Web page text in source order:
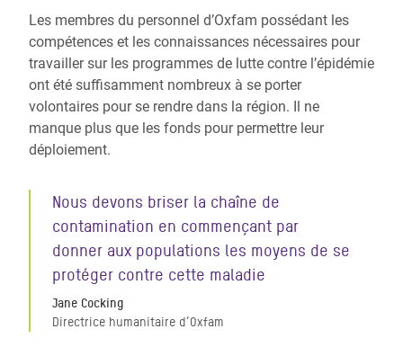
Les membres du personnel d’Oxfam possédant les
compétences et les connaissances nécessaires pour
travailler sur les programmes de lutte contre l’épidémie
ont été suffisamment nombreux à se porter
volontaires pour se rendre dans la région. Il ne
manque plus que les fonds pour permettre leur
déploiement.
Nous devons briser la chaîne de
contamination en commençant par
donner aux populations les moyens de se
protéger contre cette maladie
Jane Cocking
Directrice humanitaire d’Oxfam